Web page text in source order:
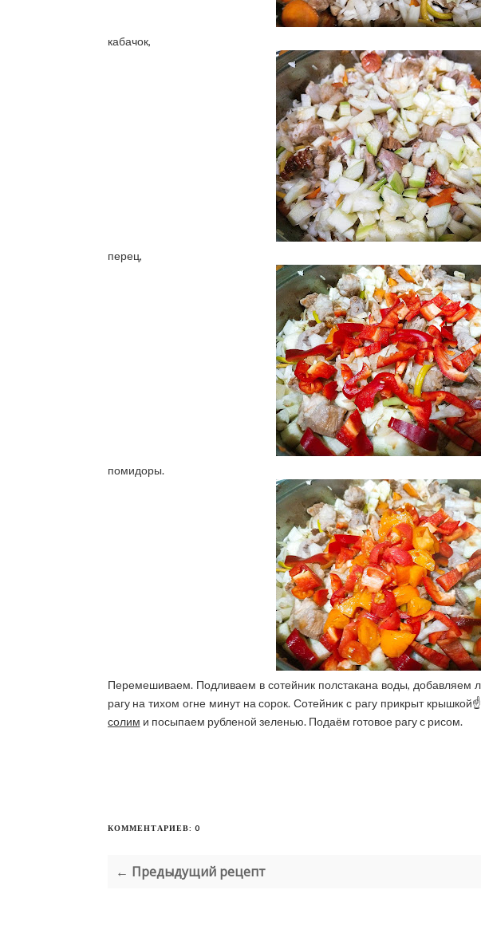
кабачок,
перец,
помидоры.
Перемешиваем. Подливаем в сотейник полстакана воды, добавляем
рагу на тихом огне минут на сорок. Сотейник с рагу прикрыт
солим и посыпаем рубленой зеленью. Подаём готовое рагу с рисом.
КОММЕНТАРИЕВ: 0
← Предыдущий рецепт